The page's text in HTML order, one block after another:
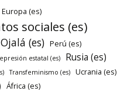
(es)
sociales (es)
Ojalá (es) Perú (es)
estatal (es) Rusia (es)
Transfeminismo (es) Ucrania (es)
África (es)